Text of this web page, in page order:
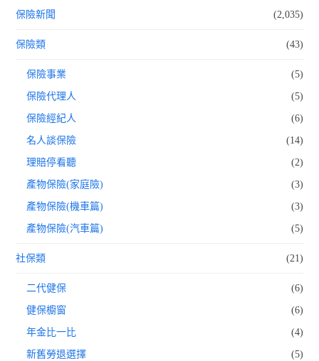
保險新聞 (2,035)
保險類 (43)
保險事業 (5)
保險代理人 (5)
保險經紀人 (6)
名人談保險 (14)
理賠停看聽 (2)
產物保險(家庭險) (3)
產物保險(機車篇) (3)
產物保險(汽車篇) (5)
社保類 (21)
二代健保 (6)
健保櫥窗 (6)
年金比一比 (4)
新舊勞退選擇 (5)